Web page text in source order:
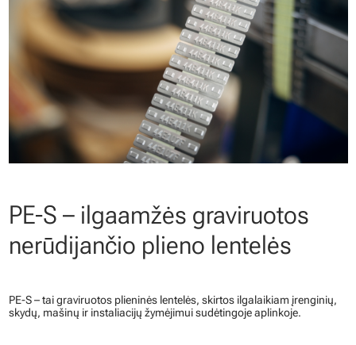
PE-S – ilgaamžės graviruotos
nerūdijančio plieno lentelės
PE-S – tai graviruotos plieninės lentelės, skirtos ilgalaikiam įrenginių,
skydų, mašinų ir instaliacijų žymėjimui sudėtingoje aplinkoje.